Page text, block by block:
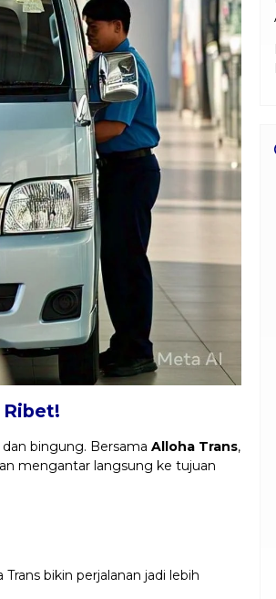
bingung. Bersama Alloha Trans,
mengantar langsung ke tujuan
bikin perjalanan jadi lebih